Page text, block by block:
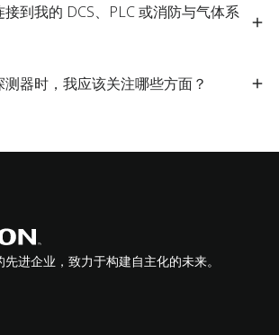
到我的 DCS、PLC 或消防与气体系
器时，我应该关注哪些方面？
进企业，致力于构建自主化的未来。